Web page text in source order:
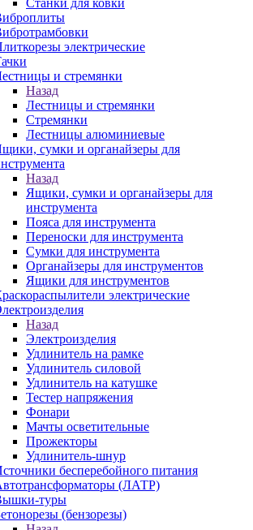
Станки для ковки
электрические
и стремянки
Назад
Лестницы и стремянки
Стремянки
Лестницы алюминиевые
сумки и органайзеры для
Назад
Ящики, сумки и органайзеры для
инструмента
Пояса для инструмента
Переноски для инструмента
Сумки для инструмента
Органайзеры для инструментов
Ящики для инструментов
электрические
Назад
Электроизделия
Удлинитель на рамке
Удлинитель силовой
Удлинитель на катушке
Тестер напряжения
Фонари
Мачты осветительные
Прожекторы
Удлинитель-шнур
бесперебойного питания
(ЛАТР)
туры
(бензорезы)